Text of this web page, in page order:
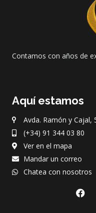
Contamos con años de
Aquí estamos
Avda. Ramón y Cajal,
(+34) 91 344 03 80
Ver en el mapa
Mandar un correo
Chatea con nosotros
F
a